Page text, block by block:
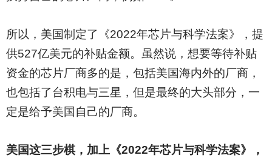
所以，美国制定了《2022年芯片与科学法案》，提
供527亿美元的补贴金额。虽然说，想要等待补贴
资金的芯片厂商多的是，包括美国海内外的厂商，
也包括了台积电与三星，但是最终的大头部分，一
定是给予美国自己的厂商。
美国这三步棋，加上《2022年芯片与科学法案》，